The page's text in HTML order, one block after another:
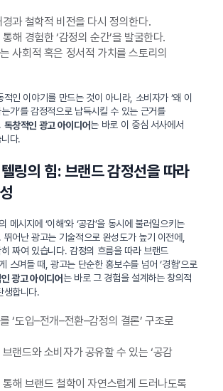
과 철학적 비전을 다시 정의한다.
해 경험한 ‘감정의 순간’을 발굴한다.
사회적 혹은 정서적 가치를 스토리의
인 이야기를 만드는 것이 아니라, 소비자가 ‘왜 이
가’를 감정적으로 납득시킬 수 있는 근거를
독창적인 광고 아이디어는 바로 이 중심 서사에서
다.
링의 힘: 브랜드 감정선을 따라
메시지에 ‘이해’와 ‘공감’을 동시에 불러일으키는
어난 광고는 기술적으로 완성도가 높기 이전에,
짜여 있습니다. 감정의 흐름을 따라 브랜드
스며들 때, 광고는 단순한 홍보수를 넘어 ‘경험’으로
광고 아이디어 는 바로 그 경험을 설계하는 창의적
생합니다.
‘도입–전개–전환–감정의 결론’ 구조로
랜드와 소비자가 공유할 수 있는 ‘공감
해 브랜드 철학이 자연스럽게 드러나도록